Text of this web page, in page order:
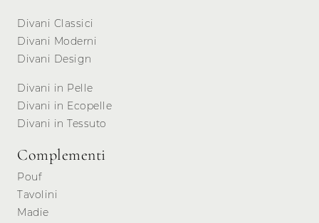
Divani Classici
Divani Moderni
Divani Design
Divani in Pelle
Divani in Ecopelle
Divani in Tessuto
Complementi
Pouf
Tavolini
Madie